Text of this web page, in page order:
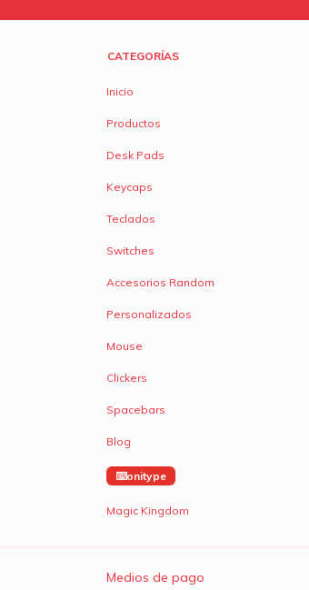
CATEGORÍAS
Inicio
Productos
Desk Pads
Keycaps
Teclados
Switches
Accesorios Random
Personalizados
Mouse
Clickers
Spacebars
Blog
onitype
Magic Kingdom
Medios de pago